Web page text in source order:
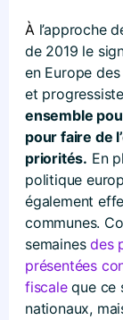
Àl’approche
de 2019 le
en Europe
et
ensemble
pour faire de
priorités. En
politique
également
communes.
semainesdes
présentées
fiscaleque ce
nationaux,